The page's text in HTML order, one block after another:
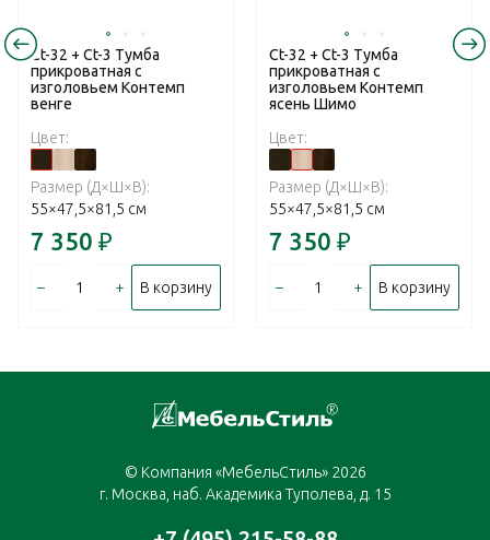
Ct-32 + Ct-3 Тумба
прикроватная с
изголовьем Контемп
венге
Цвет:
Размер (Д×Ш×В):
55×47,5×81,5 см
7 350 ₽
– + В корзину
Ct-32 + Ct-3 Тумба
прикроватная с
изголовьем Контемп
ясень Шимо
Цвет:
Размер (Д×Ш×В):
55×47,5×81,5 см
7 350 ₽
– + В корзину
© Компания «МебельСтиль» 2026
г. Москва, наб. Академика Туполева, д. 15